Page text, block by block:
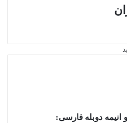
انیمه دوبله فارسی: